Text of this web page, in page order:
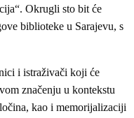
Okrugli sto bit će
biblioteke u Sarajevu, s
i istraživači koji će
značenju u kontekstu
kao i memorijalizaciji